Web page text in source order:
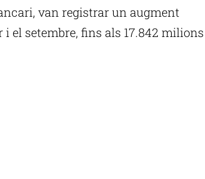
van registrar un augment
el setembre, fins als 17.842 milions